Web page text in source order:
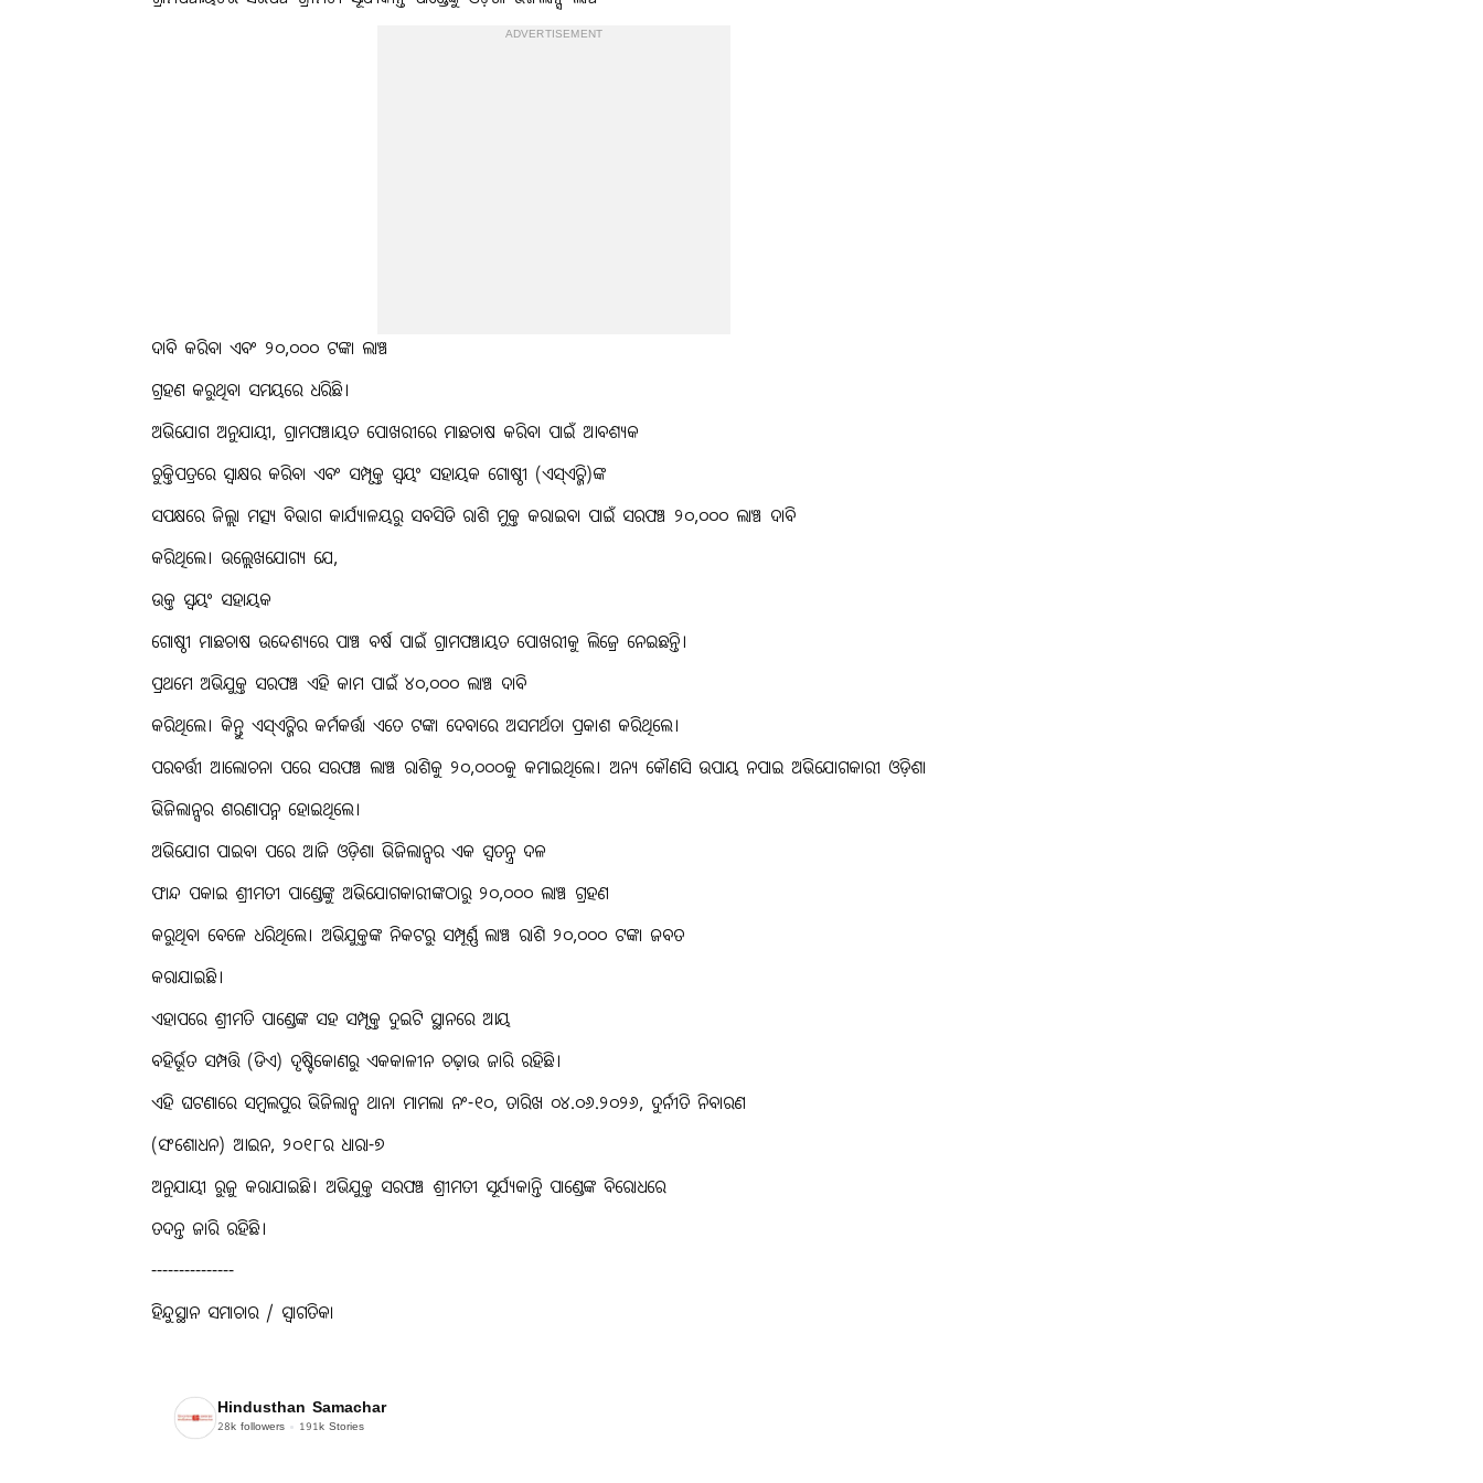
ADVERTISEMENT
ଦାବି କରିବା ଏବଂ ୨୦,୦୦୦ ଟଙ୍କା ଲାଞ୍ଚ
ଗ୍ରହଣ କରୁଥିବା ସମୟରେ ଧରିଛି।
ଅଭିଯୋଗ ଅନୁଯାୟୀ, ଗ୍ରାମପଞ୍ଚାୟତ ପୋଖରୀରେ ମାଛଚାଷ କରିବା ପାଇଁ ଆବଶ୍ୟକ
ଚୁକ୍ତିପତ୍ରରେ ସ୍ୱାକ୍ଷର କରିବା ଏବଂ ସମ୍ପୃକ୍ତ ସ୍ୱୟଂ ସହାୟକ ଗୋଷ୍ଠୀ (ଏସ୍ଏଚ୍ଜି)ଙ୍କ
ସପକ୍ଷରେ ଜିଲ୍ଲା ମତ୍ସ୍ୟ ବିଭାଗ କାର୍ଯ୍ୟାଳୟରୁ ସବସିଡି ରାଶି ମୁକ୍ତ କରାଇବା ପାଇଁ ସରପଞ୍ଚ ୨୦,୦୦୦ ଲାଞ୍ଚ ଦାବି
କରିଥିଲେ। ଉଲ୍ଲେଖଯୋଗ୍ୟ ଯେ,
ଉକ୍ତ ସ୍ୱୟଂ ସହାୟକ
ଗୋଷ୍ଠୀ ମାଛଚାଷ ଉଦ୍ଦେଶ୍ୟରେ ପାଞ୍ଚ ବର୍ଷ ପାଇଁ ଗ୍ରାମପଞ୍ଚାୟତ ପୋଖରୀକୁ ଲିଜ୍ରେ ନେଇଛନ୍ତି।
ପ୍ରଥମେ ଅଭିଯୁକ୍ତ ସରପଞ୍ଚ ଏହି କାମ ପାଇଁ ୪୦,୦୦୦ ଲାଞ୍ଚ ଦାବି
କରିଥିଲେ। କିନ୍ତୁ ଏସ୍ଏଚ୍ଜିର କର୍ମକର୍ତ୍ତା ଏତେ ଟଙ୍କା ଦେବାରେ ଅସମର୍ଥତା ପ୍ରକାଶ କରିଥିଲେ।
ପରବର୍ତ୍ତୀ ଆଲୋଚନା ପରେ ସରପଞ୍ଚ ଲାଞ୍ଚ ରାଶିକୁ ୨୦,୦୦୦କୁ କମାଇଥିଲେ। ଅନ୍ୟ କୌଣସି ଉପାୟ ନପାଇ ଅଭିଯୋଗକାରୀ ଓଡ଼ିଶା
ଭିଜିଲାନ୍ସର ଶରଣାପନ୍ନ ହୋଇଥିଲେ।
ଅଭିଯୋଗ ପାଇବା ପରେ ଆଜି ଓଡ଼ିଶା ଭିଜିଲାନ୍ସର ଏକ ସ୍ୱତନ୍ତ୍ର ଦଳ
ଫାନ୍ଦ ପକାଇ ଶ୍ରୀମତୀ ପାଣ୍ଡେଙ୍କୁ ଅଭିଯୋଗକାରୀଙ୍କଠାରୁ ୨୦,୦୦୦ ଲାଞ୍ଚ ଗ୍ରହଣ
କରୁଥିବା ବେଳେ ଧରିଥିଲେ। ଅଭିଯୁକ୍ତଙ୍କ ନିକଟରୁ ସମ୍ପୂର୍ଣ୍ଣ ଲାଞ୍ଚ ରାଶି ୨୦,୦୦୦ ଟଙ୍କା ଜବତ
କରାଯାଇଛି।
ଏହାପରେ ଶ୍ରୀମତି ପାଣ୍ଡେଙ୍କ ସହ ସମ୍ପୃକ୍ତ ଦୁଇଟି ସ୍ଥାନରେ ଆୟ
ବହିର୍ଭୂତ ସମ୍ପତ୍ତି (ଡିଏ) ଦୃଷ୍ଟିକୋଣରୁ ଏକକାଳୀନ ଚଢ଼ାଉ ଜାରି ରହିଛି।
ଏହି ଘଟଣାରେ ସମ୍ବଲପୁର ଭିଜିଲାନ୍ସ ଥାନା ମାମଲା ନଂ-୧୦, ତାରିଖ ୦୪.୦୬.୨୦୨୬, ଦୁର୍ନୀତି ନିବାରଣ
(ସଂଶୋଧନ) ଆଇନ, ୨୦୧୮ର ଧାରା-୭
ଅନୁଯାୟୀ ରୁଜୁ କରାଯାଇଛି। ଅଭିଯୁକ୍ତ ସରପଞ୍ଚ ଶ୍ରୀମତୀ ସୂର୍ଯ୍ୟକାନ୍ତି ପାଣ୍ଡେଙ୍କ ବିରୋଧରେ
ତଦନ୍ତ ଜାରି ରହିଛି।
---------------
ହିନ୍ଦୁସ୍ଥାନ ସମାଚାର / ସ୍ୱାଗତିକା
Hindusthan Samachar
28k followers 191k Stories